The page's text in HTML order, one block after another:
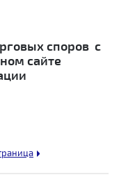
споров с
сайте